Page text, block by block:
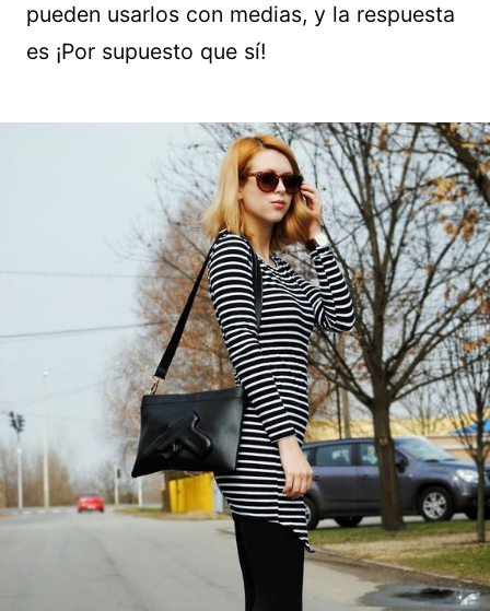
pueden usarlos con medias, y la respuesta
es ¡Por supuesto que sí!